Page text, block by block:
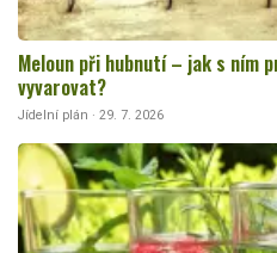
Meloun při hubnutí – jak s ním
vyvarovat?
Jídelní plán · 29. 7. 2026